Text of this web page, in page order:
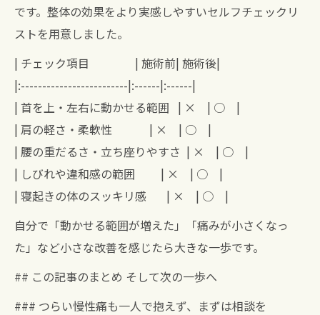
です。整体の効果をより実感しやすいセルフチェックリ
ストを用意しました。
| チェック項目 | 施術前| 施術後|
|:-------------------------|:------|:------|
| 首を上・左右に動かせる範囲 | × | ○ |
| 肩の軽さ・柔軟性 | × | ○ |
| 腰の重だるさ・立ち座りやすさ | × | ○ |
| しびれや違和感の範囲 | × | ○ |
| 寝起きの体のスッキリ感 | × | ○ |
自分で「動かせる範囲が増えた」「痛みが小さくなっ
た」など小さな改善を感じたら大きな一歩です。
## この記事のまとめ そして次の一歩へ
### つらい慢性痛も一人で抱えず、まずは相談を